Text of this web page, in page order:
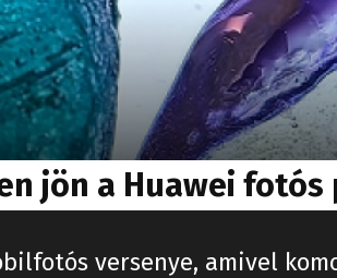
jön a Huawei
versenye, amivel